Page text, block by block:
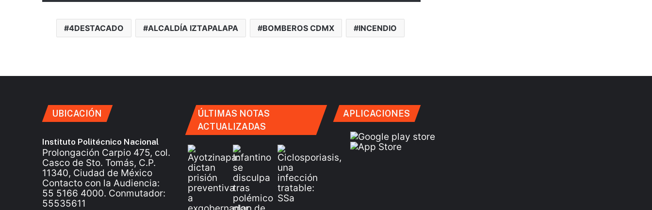
4DESTACADO ALCALDÍA IZTAPALAPA BOMBEROS CDMX INCENDIO
UBICACIÓN
Instituto Politécnico Nacional
Prolongación Carpio 475, col.
Casco de Sto. Tomás, C.P.
11340, Ciudad de México
Contacto con la Audiencia:
55 5166 4000. Conmutador:
55535611
ÚLTIMAS NOTAS
ACTUALIZADAS
APLICACIONES